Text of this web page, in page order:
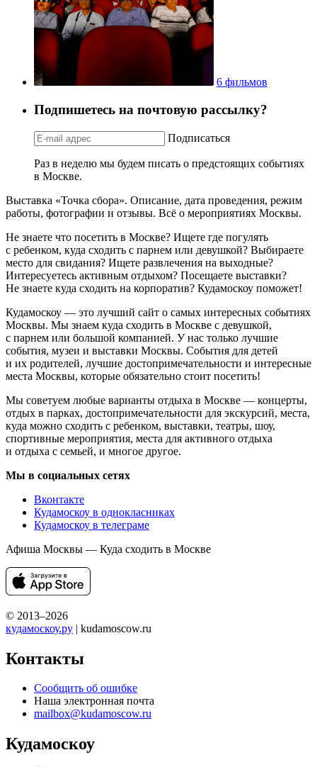
6 фильмов
Подпишетесь на почтовую рассылку?
Подписаться
Раз в неделю мы будем писать о предстоящих событиях
в Москве.
Выставка «Точка сбора». Описание, дата проведения, режим
работы, фотографии и отзывы. Всё о мероприятиях Москвы.
Не знаете что посетить в Москве? Ищете где погулять
с ребенком, куда сходить с парнем или девушкой? Выбираете
место для свидания? Ищете развлечения на выходные?
Интересуетесь активным отдыхом? Посещаете выставки?
Не знаете куда сходить на корпоратив? Кудамоскоу поможет!
Кудамоскоу — это лучший сайт о самых интересных событиях
Москвы. Мы знаем куда сходить в Москве с девушкой,
с парнем или большой компанией. У нас только лучшие
события, музеи и выставки Москвы. События для детей
и их родителей, лучшие достопримечательности и интересные
места Москвы, которые обязательно стоит посетить!
Мы советуем любые варианты отдыха в Москве — концерты,
отдых в парках, достопримечательности для экскурсий, места,
куда можно сходить с ребенком, выставки, театры, шоу,
спортивные мероприятия, места для активного отдыха
и отдыха с семьей, и многое другое.
Мы в социальных сетях
Вконтакте
Кудамоскоу в однокласниках
Кудамоскоу в телеграме
Афиша Москвы — Куда сходить в Москве
© 2013–2026
кудамоскоу.ру | kudamoscow.ru
Контакты
Сообщить об ошибке
Наша электронная почта
mailbox@kudamoscow.ru
Кудамоскоу